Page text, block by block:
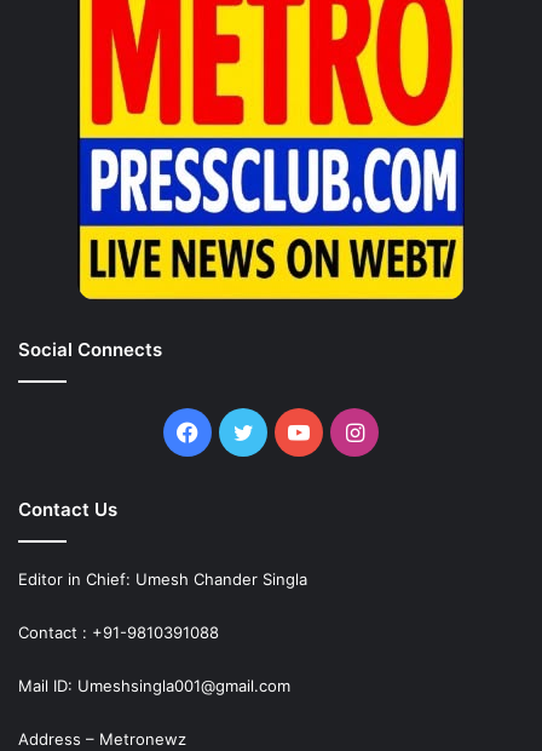
Social Connects
Facebook
TwitterYouTubeInstagram
Contact Us
Editor in Chief: Umesh Chander Singla
Contact : +91-9810391088
Mail ID: Umeshsingla001@gmail.com
Address – Metronewz